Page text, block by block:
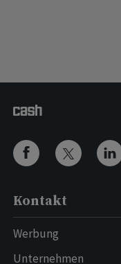
Kontakt
Werbung
Unternehmen